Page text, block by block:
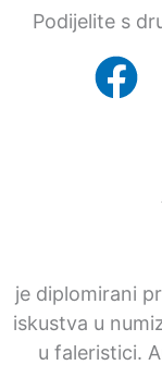
Podijelite s
je diplomirani
iskustva u
u faleristici.